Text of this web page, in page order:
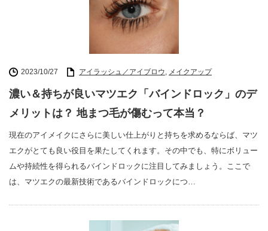
2023/10/27 アイラッシュ／アイブロウ, メイクアップ
濃い＆持ちが良いマツエク「バインドロック」のデ
メリットは？ 地まつ毛が傷むって本当？
現在のアイメイクにさらに美しい仕上がりと持ちを求めるならば、マツ
エクがとても良い役目を果たしてくれます。その中でも、特にボリュー
ムや持続性を得られるバインドロックに注目してみましょう。ここで
は、マツエクの最新技術であるバインドロックにつ…